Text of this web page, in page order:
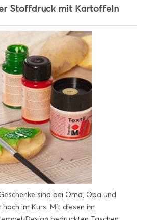
Stoffdruck mit Kartoffeln
sind bei Oma, Opa und
im Kurs. Mit diesen im